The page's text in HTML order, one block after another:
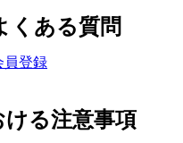
くある質問
員登録
ける注意事項